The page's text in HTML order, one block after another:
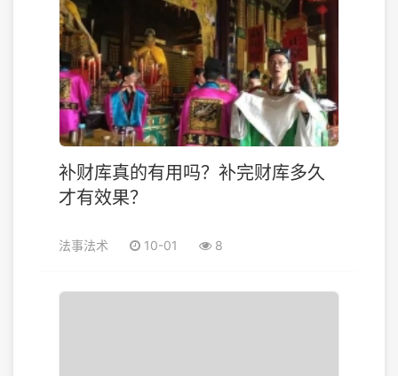
补财库真的有用吗？补完财库多久
才有效果？
法事法术 10-01 8